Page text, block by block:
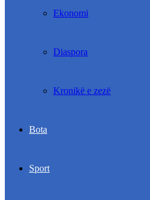
Ekonomi
Diaspora
Kronikë e zezë
Bota
Sport